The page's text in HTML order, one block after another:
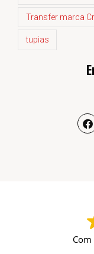
Transfer marca
tupias
Com